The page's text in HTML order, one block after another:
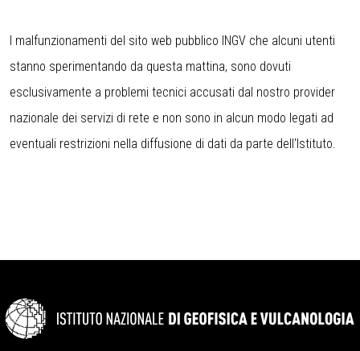
I malfunzionamenti del sito web pubblico INGV che alcuni utenti
stanno sperimentando da questa mattina, sono dovuti
esclusivamente a problemi tecnici accusati dal nostro provider
nazionale dei servizi di rete e non sono in alcun modo legati ad
eventuali restrizioni nella diffusione di dati da parte dell'Istituto.